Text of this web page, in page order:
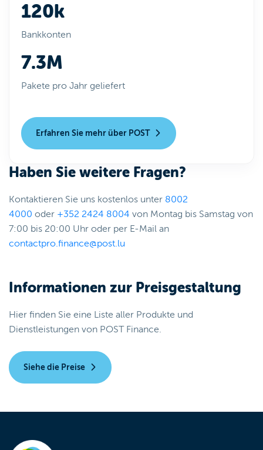
120k
Bankkonten
7.3M
Pakete pro Jahr geliefert
Erfahren Sie mehr über POST
Haben Sie weitere Fragen?
Kontaktieren Sie uns kostenlos unter 8002
4000 oder +352 2424 8004 von Montag bis Samstag von
7:00 bis 20:00 Uhr oder per E-Mail an
contactpro.finance@post.lu
Informationen zur Preisgestaltung
Hier finden Sie eine Liste aller Produkte und
Dienstleistungen von POST Finance.
Siehe die Preise